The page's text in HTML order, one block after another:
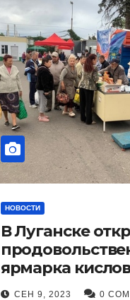
НОВОСТИ
В Луганске
ярмарка
продукции.
СЕН 9, 2023 0